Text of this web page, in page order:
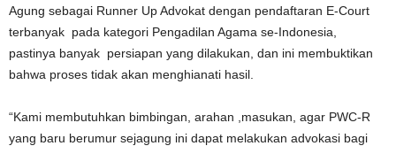
Agung sebagai Runner Up Advokat dengan pendaftaran E-Court
terbanyak pada kategori Pengadilan Agama se-Indonesia,
pastinya banyak persiapan yang dilakukan, dan ini membuktikan
bahwa proses tidak akan menghianati hasil.
“Kami membutuhkan bimbingan, arahan ,masukan, agar PWC-R
yang baru berumur sejagung ini dapat melakukan advokasi bagi